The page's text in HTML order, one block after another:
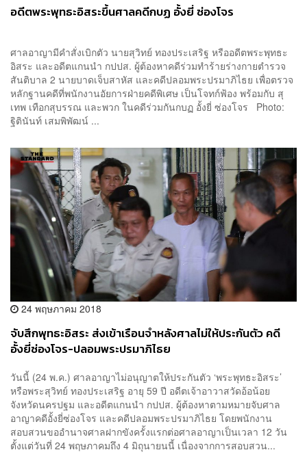
อดีตพระพุทธะอิสระขึ้นศาลคดีกบฏ อั้งยี่ ซ่องโจร
ศาลอาญามีคำสั่งเบิกตัว นายสุวิทย์ ทองประเสริฐ หรืออดีตพระพุทธะ
อิสระ และอดีตแกนนำ กปปส. ผู้ต้องหาคดีร่วมทำร้ายร่างกายตำรวจ
สันติบาล 2 นายบาดเจ็บสาหัส และคดีปลอมพระปรมาภิไธย เพื่อตรวจ
หลักฐานคดีที่พนักงานอัยการฝ่ายคดีพิเศษ เป็นโจทก์ฟ้อง พร้อมกับ สุ
เทพ เทือกสุบรรณ และพวก ในคดีร่วมกันกบฏ อั้งยี่ ซ่องโจร Photo:
ฐิตินันท์ เสมพิพัฒน์ ...
24 พฤษภาคม 2018
จับสึกพุทธะอิสระ ส่งเข้าเรือนจำหลังศาลไม่ให้ประกันตัว คดี
อั้งยี่ซ่องโจร-ปลอมพระปรมาภิไธย
วันนี้ (24 พ.ค.) ศาลอาญาไม่อนุญาตให้ประกันตัว ‘พระพุทธะอิสระ’
หรือพระสุวิทย์ ทองประเสริฐ อายุ 59 ปี อดีตเจ้าอาวาสวัดอ้อน้อย
จังหวัดนครปฐม และอดีตแกนนำ กปปส. ผู้ต้องหาตามหมายจับศาล
อาญาคดีอั้งยี่ซ่องโจร และคดีปลอมพระปรมาภิไธย โดยพนักงาน
สอบสวนขออำนาจศาลฝากขังครั้งแรกต่อศาลอาญาเป็นเวลา 12 วัน
ตั้งแต่วันที่ 24 พฤษภาคมถึง 4 มิถุนายนนี้ เนื่องจากการสอบสวน...